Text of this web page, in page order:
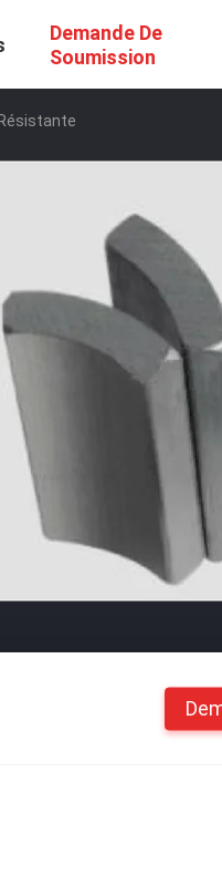
Demande De
Soumission